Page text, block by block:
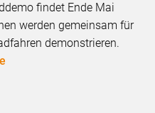
findet Ende Mai
werden gemeinsam für
demonstrieren.